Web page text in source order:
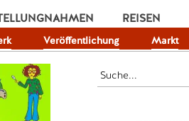
Veröffentlichung Markt
REISEN